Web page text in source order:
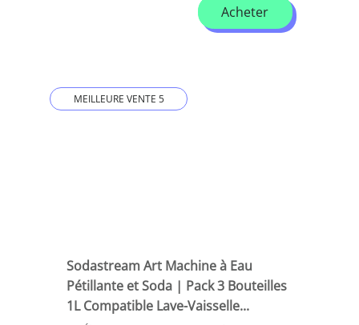
Acheter
MEILLEURE VENTE 5
Sodastream Art Machine à Eau
Pétillante et Soda | Pack 3 Bouteilles
1L Compatible Lave-Vaisselle...